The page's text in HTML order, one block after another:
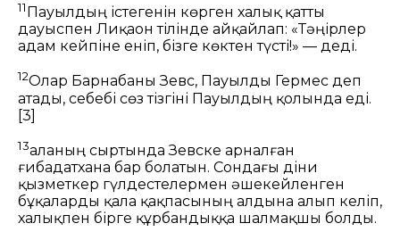
11 Пауылдың істегенін көрген халық қатты
дауыспен Лиқаон тілінде айқайлап: «Тәңірлер
адам кейпіне еніп, бізге көктен түсті!» — деді.
12Олар Барнабаны Зевс, Пауылды Гермес деп
атады, себебі сөз тізгіні Пауылдың қолында еді.
[3]
13Қаланың сыртында Зевске арналған
ғибадатхана бар болатын. Сондағы діни
қызметкер гүлдестелермен әшекейленген
бұқаларды қала қақпасының алдына алып келіп,
халықпен бірге құрбандыққа шалмақшы болды.